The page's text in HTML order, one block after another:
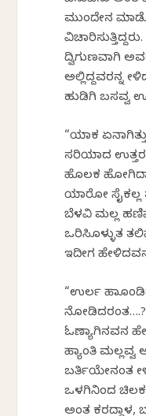
ಮುಂದೇನ
ದ್ವಿಗುಣವಾಗಿ
ಅಲ್ಲಿದ್ದವರನ್ನ
ಹುಡಿಗಿ ಬಸವ್ವ
“ಯಾಕ
ಸರಿಯಾದ ಉತ್ತರ
ಹೊಲಕ
ಯಾರೋ ಸೈಕಲ್ಲ
ಬೆಳವಿ ಮಲ್ಲ
ಒರಿಸಿಕೊಳ್ಳುತ
ಇದೀಗ
“ಉರ್ಲ
ಓಣ್ಯಾಗಿನವನ
ಹ್ಯಾಂತಿ
ಬರ್ತಿಯೇನಂತ
ಒಳಗಿನಿಂದ ಚಿಲಕ
ಅಂತ